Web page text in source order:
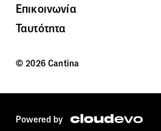
Επικοινωνία
Ταυτότητα
© 2026 Cantina
Powered by